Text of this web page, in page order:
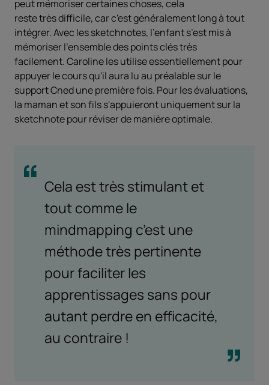
peut mémoriser certaines choses, cela
reste très difficile, car c'est généralement long à tout
intégrer. Avec les sketchnotes, l'enfant s’est mis à
mémoriser l'ensemble des points clés très
facilement. Caroline les utilise essentiellement pour
appuyer le cours qu'il aura lu au préalable sur le
support Cned une première fois. Pour les évaluations,
la maman et son fils s'appuieront uniquement sur la
sketchnote pour réviser de manière optimale.
Cela est très stimulant et
tout comme le
mindmapping c’est une
méthode très pertinente
pour faciliter les
apprentissages sans pour
autant perdre en efficacité,
au contraire !